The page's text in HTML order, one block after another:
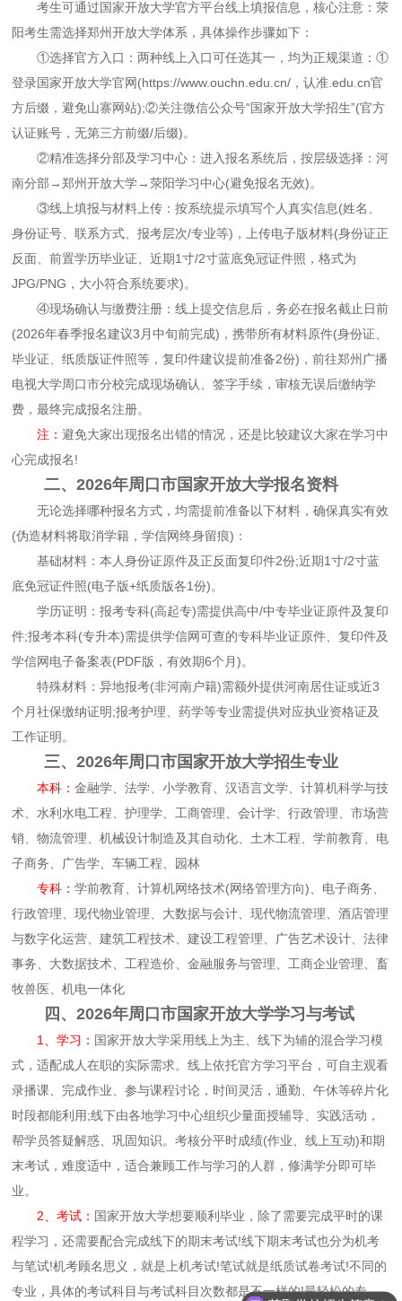
考生可通过国家开放大学官方平台线上填报信息，核心注意：荥
阳考生需选择郑州开放大学体系，具体操作步骤如下：
①选择官方入口：两种线上入口可任选其一，均为正规渠道：①
登录国家开放大学官网(https://www.ouchn.edu.cn/，认准.edu.cn官
方后缀，避免山寨网站);②关注微信公众号“国家开放大学招生”(官方
认证账号，无第三方前缀/后缀)。
②精准选择分部及学习中心：进入报名系统后，按层级选择：河
南分部→郑州开放大学→荥阳学习中心(避免报名无效)。
③线上填报与材料上传：按系统提示填写个人真实信息(姓名、
身份证号、联系方式、报考层次/专业等)，上传电子版材料(身份证正
反面、前置学历毕业证、近期1寸/2寸蓝底免冠证件照，格式为
JPG/PNG，大小符合系统要求)。
④现场确认与缴费注册：线上提交信息后，务必在报名截止日前
(2026年春季报名建议3月中旬前完成)，携带所有材料原件(身份证、
毕业证、纸质版证件照等，复印件建议提前准备2份)，前往郑州广播
电视大学周口市分校完成现场确认、签字手续，审核无误后缴纳学
费，最终完成报名注册。
注： 避免大家出现报名出错的情况，还是比较建议大家在学习中
心完成报名!
二、2026年周口市国家开放大学报名资料
无论选择哪种报名方式，均需提前准备以下材料，确保真实有效
(伪造材料将取消学籍，学信网终身留痕)：
基础材料：本人身份证原件及正反面复印件2份;近期1寸/2寸蓝
底免冠证件照(电子版+纸质版各1份)。
学历证明：报考专科(高起专)需提供高中/中专毕业证原件及复印
件;报考本科(专升本)需提供学信网可查的专科毕业证原件、复印件及
学信网电子备案表(PDF版，有效期6个月)。
特殊材料：异地报考(非河南户籍)需额外提供河南居住证或近3
个月社保缴纳证明;报考护理、药学等专业需提供对应执业资格证及
工作证明。
三、2026年周口市国家开放大学招生专业
本科： 金融学、法学、小学教育、汉语言文学、计算机科学与技
术、水利水电工程、护理学、工商管理、会计学、行政管理、市场营
销、物流管理、机械设计制造及其自动化、土木工程、学前教育、电
子商务、广告学、车辆工程、园林
专科： 学前教育、计算机网络技术(网络管理方向)、电子商务、
行政管理、现代物业管理、大数据与会计、现代物流管理、酒店管理
与数字化运营、建筑工程技术、建设工程管理、广告艺术设计、法律
事务、大数据技术、工程造价、金融服务与管理、工商企业管理、畜
牧兽医、机电一体化
四、2026年周口市国家开放大学学习与考试
1、学习： 国家开放大学采用线上为主、线下为辅的混合学习模
式，适配成人在职的实际需求。线上依托官方学习平台，可自主观看
录播课、完成作业、参与课程讨论，时间灵活，通勤、午休等碎片化
时段都能利用;线下由各地学习中心组织少量面授辅导、实践活动，
帮学员答疑解惑、巩固知识。考核分平时成绩(作业、线上互动)和期
末考试，难度适中，适合兼顾工作与学习的人群，修满学分即可毕
业。
2、考试： 国家开放大学想要顺利毕业，除了需要完成平时的课
程学习，还需要配合完成线下的期末考试!线下期末考试也分为机考
与笔试!机考顾名思义，就是上机考试!笔试就是纸质试卷考试!不同的
专业，具体的考试科目与考试科目次数都是不一样的!最轻松的专